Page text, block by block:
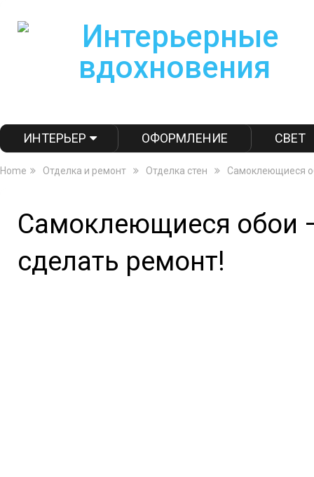
ИНТЕРЬЕР ОФОРМЛЕНИЕ СВЕТ
Home Отделка и ремонт Отделка стен Самоклеющиеся
Самоклеющиеся обои
сделать ремонт!